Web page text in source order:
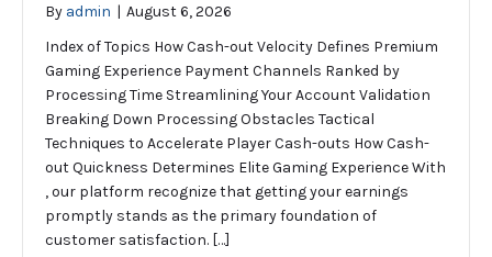
By admin | August 6, 2026
Index of Topics How Cash-out Velocity Defines Premium
Gaming Experience Payment Channels Ranked by
Processing Time Streamlining Your Account Validation
Breaking Down Processing Obstacles Tactical
Techniques to Accelerate Player Cash-outs How Cash-
out Quickness Determines Elite Gaming Experience With
, our platform recognize that getting your earnings
promptly stands as the primary foundation of
customer satisfaction. […]